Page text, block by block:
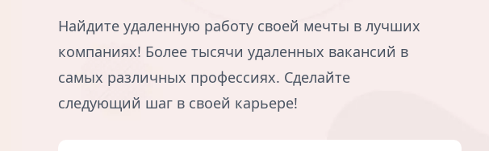
Найдите удаленную работу своей мечты в лучших
компаниях! Более тысячи удаленных вакансий в
самых различных профессиях. Сделайте
следующий шаг в своей карьере!